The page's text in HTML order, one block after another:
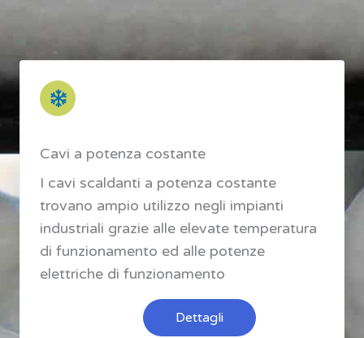
Cavi a potenza costante
I cavi scaldanti a potenza costante
trovano ampio utilizzo negli impianti
industriali grazie alle elevate temperatura
di funzionamento ed alle potenze
elettriche di funzionamento
Dettagli